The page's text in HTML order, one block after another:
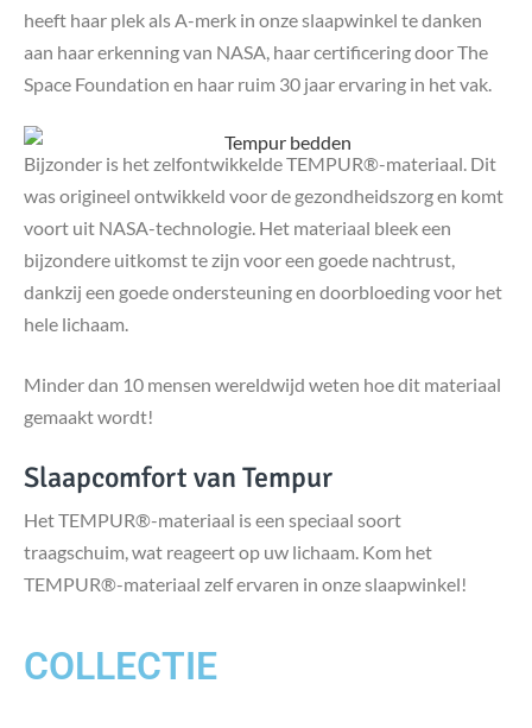
heeft haar plek als A-merk in onze slaapwinkel te danken
aan haar erkenning van NASA, haar certificering door The
Space Foundation en haar ruim 30 jaar ervaring in het vak.
Bijzonder is het zelfontwikkelde TEMPUR®-materiaal. Dit
was origineel ontwikkeld voor de gezondheidszorg en komt
voort uit NASA-technologie. Het materiaal bleek een
bijzondere uitkomst te zijn voor een goede nachtrust,
dankzij een goede ondersteuning en doorbloeding voor het
hele lichaam.
Minder dan 10 mensen wereldwijd weten hoe dit materiaal
gemaakt wordt!
Slaapcomfort van Tempur
Het TEMPUR®-materiaal is een speciaal soort
traagschuim, wat reageert op uw lichaam. Kom het
TEMPUR®-materiaal zelf ervaren in onze slaapwinkel!
COLLECTIE